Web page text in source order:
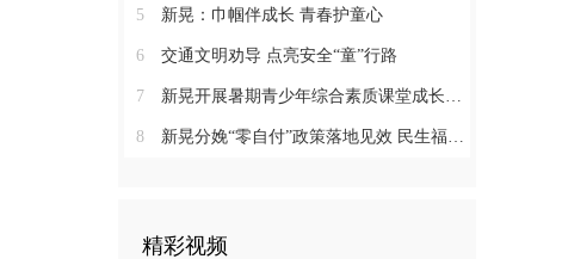
5 新晃：巾帼伴成长 青春护童心
6 交通文明劝导 点亮安全“童”行路
7 新晃开展暑期青少年综合素质课堂成长营活动
8 新晃分娩“零自付”政策落地见效 民生福祉惠及育龄群众
精彩视频